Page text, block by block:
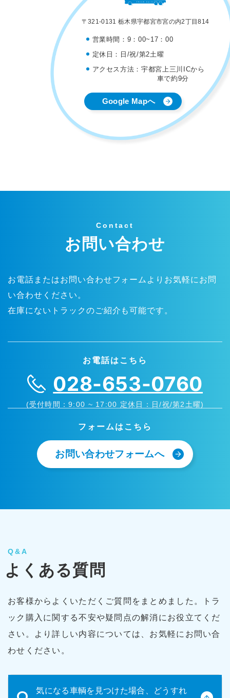
〒321-0131 栃木県宇都宮市宮の内2丁目814
営業時間： 9：00~17：00
定休日： 日/祝/第2土曜
アクセス方法：宇都宮上三川ICから
車で約9分
Google Mapへ
Contact
お問い合わせ
お電話またはお問い合わせフォームよりお気軽にお問
い合わせください。
在庫にないトラックのご紹介も可能です。
お電話はこちら
028-653-0760
(受付時間：9:00 ~ 17:00 定休日：日/祝/第2土曜)
フォームはこちら
お問い合わせフォームへ
Q&A
よくある質問
お客様からよくいただくご質問をまとめました。トラ
ック購入に関する不安や疑問点の解消にお役立てくだ
さい。より詳しい内容については、お気軽にお問い合
わせください。
気になる車輌を見つけた場合、どうすれ